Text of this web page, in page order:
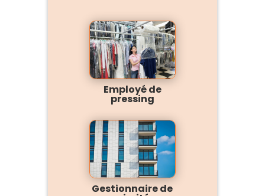
Employé de
pressing
Gestionnaire de